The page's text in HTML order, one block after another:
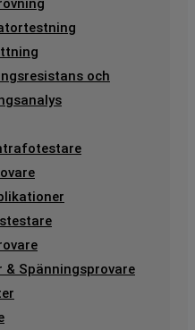
och
Spänningsprovare